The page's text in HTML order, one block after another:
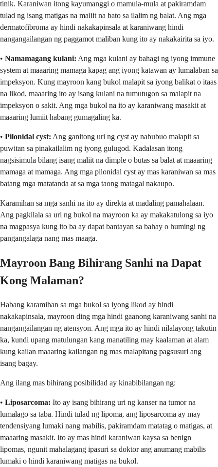
tinik. Karaniwan itong kayumanggi o mamula-mula at pakiramdam
tulad ng isang matigas na maliit na bato sa ilalim ng balat. Ang mga
dermatofibroma ay hindi nakakapinsala at karaniwang hindi
nangangailangan ng paggamot maliban kung ito ay nakakairita sa iyo.
• Namamagang kulani: Ang mga kulani ay bahagi ng iyong immune
system at maaaring mamaga kapag ang iyong katawan ay lumalaban sa
impeksyon. Kung mayroon kang bukol malapit sa iyong balikat o itaas
na likod, maaaring ito ay isang kulani na tumutugon sa malapit na
impeksyon o sakit. Ang mga bukol na ito ay karaniwang masakit at
maaaring lumiit habang gumagaling ka.
• Pilonidal cyst: Ang ganitong uri ng cyst ay nabubuo malapit sa
puwitan sa pinakailalim ng iyong gulugod. Kadalasan itong
nagsisimula bilang isang maliit na dimple o butas sa balat at maaaring
mamaga at mamaga. Ang mga pilonidal cyst ay mas karaniwan sa mas
batang mga matatanda at sa mga taong matagal nakaupo.
Karamihan sa mga sanhi na ito ay direkta at madaling pamahalaan.
Ang pagkilala sa uri ng bukol na mayroon ka ay makakatulong sa iyo
na magpasya kung ito ba ay dapat bantayan sa bahay o humingi ng
pangangalaga nang mas maaga.
Mayroon Bang Bihirang Sanhi na Dapat
Kong Malaman?
Habang karamihan sa mga bukol sa iyong likod ay hindi
nakakapinsala, mayroon ding mga hindi gaanong karaniwang sanhi na
nangangailangan ng atensyon. Ang mga ito ay hindi nilalayong takutin
ka, kundi upang matulungan kang manatiling may kaalaman at alam
kung kailan maaaring kailangan ng mas malapitang pagsusuri ang
isang bagay.
Ang ilang mas bihirang posibilidad ay kinabibilangan ng:
• Liposarcoma: Ito ay isang bihirang uri ng kanser na tumor na
lumalago sa taba. Hindi tulad ng lipoma, ang liposarcoma ay may
tendensiyang lumaki nang mabilis, pakiramdam matatag o matigas, at
maaaring masakit. Ito ay mas hindi karaniwan kaysa sa benign
lipomas, ngunit mahalagang ipasuri sa doktor ang anumang mabilis
lumaki o hindi karaniwang matigas na bukol.